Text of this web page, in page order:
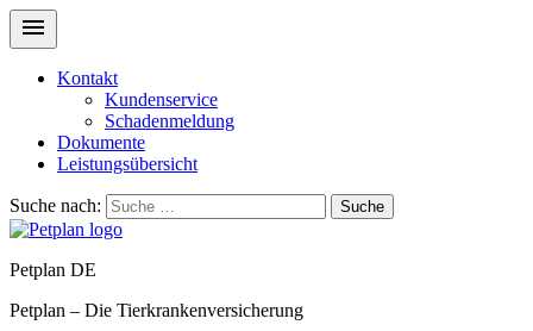
Kontakt
Kundenservice
Schadenmeldung
Dokumente
Leistungsübersicht
Suche nach: Suche
Petplan DE
Petplan – Die Tierkrankenversicherung